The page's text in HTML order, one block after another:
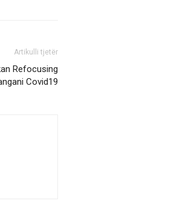
Artikulli tjetër
Refocusing
Covid19